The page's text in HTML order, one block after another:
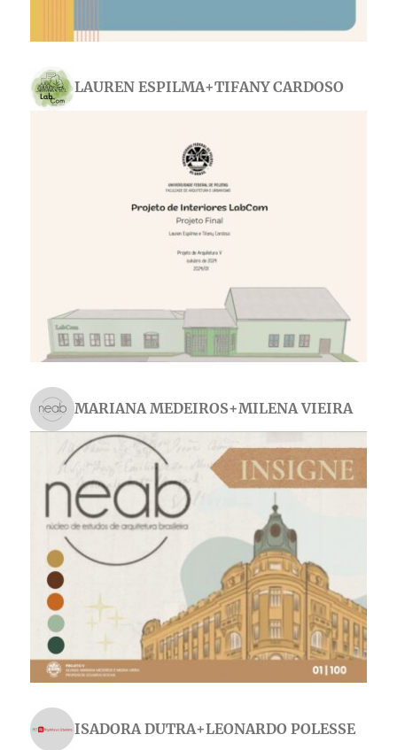
LAUREN ESPILMA+TIFANY CARDOSO
MARIANA MEDEIROS+MILENA VIEIRA
ISADORA DUTRA+LEONARDO POLESSE